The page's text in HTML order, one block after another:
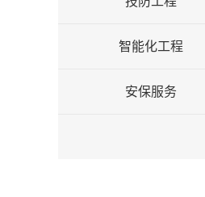
智能化工程
安保服务